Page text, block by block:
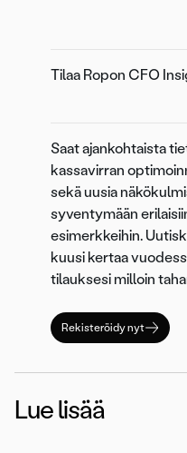
Tilaa Ropon CFO
Saat ajankohtaista
kassavirran
sekä uusia
syventymään
esimerkkeihin.
kuusi kertaa
tilauksesi milloin
Rekisteröidy nyt
Lue lisää